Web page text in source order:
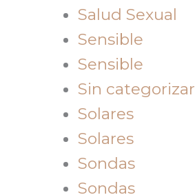
Salud Sexual
Sensible
Sensible
Sin categorizar
Solares
Solares
Sondas
Sondas